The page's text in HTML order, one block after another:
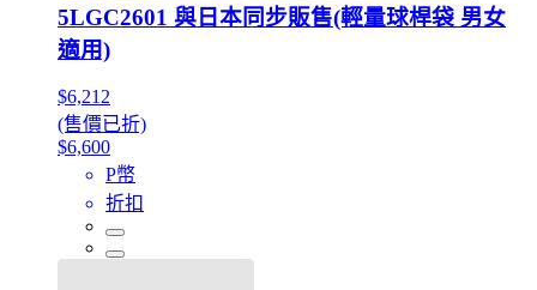
5LGC2601 與日本同步販售(輕量球桿袋 男女
適用)
$6,212
(售價已折)
$6,600
P幣
折扣